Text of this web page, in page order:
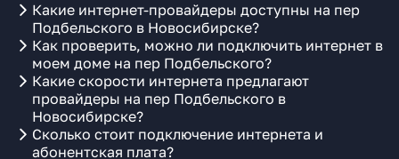
Какие интернет-провайдеры доступны на пер
Подбельского в Новосибирске?
Как проверить, можно ли подключить интернет в
моем доме на пер Подбельского?
Какие скорости интернета предлагают
провайдеры на пер Подбельского в
Новосибирске?
Сколько стоит подключение интернета и
абонентская плата?